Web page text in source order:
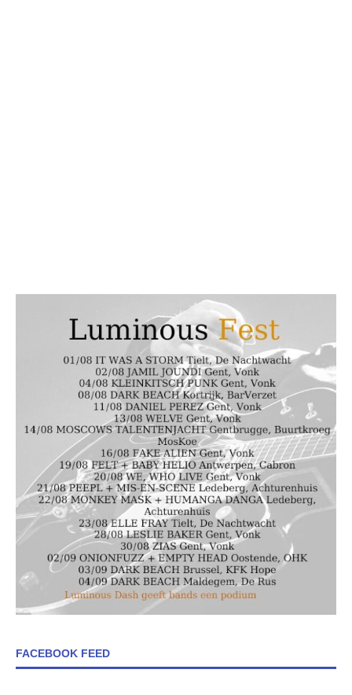
FACEBOOK FEED